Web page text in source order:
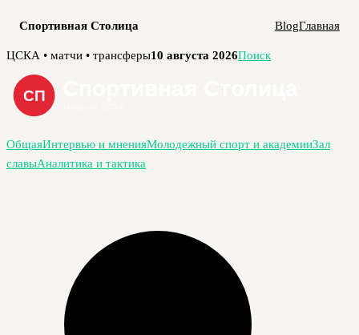
Спортивная Столица BlogГлавная
Перейти
содержимому
ЦСКА • матчи • трансферы10 августа 2026Поиск
ОбщаяИнтервью и мненияМолодежный спорт и академииЗал
славыАналитика и тактика